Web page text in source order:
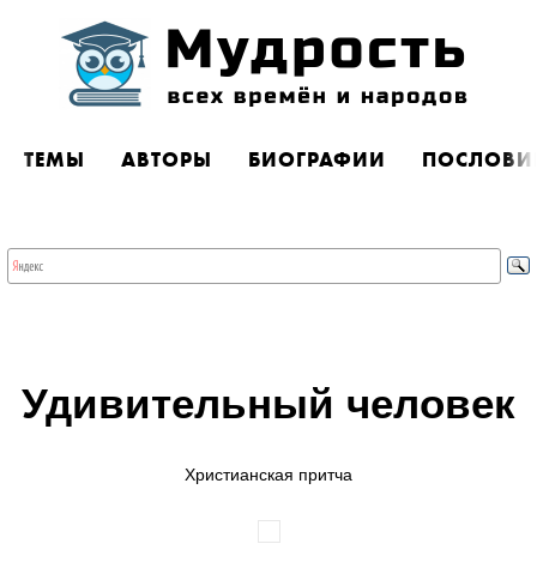
ТЕМЫ АВТОРЫ БИОГРАФИИ
Удивительный человек
Христианская притча